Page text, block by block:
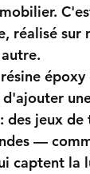
réalisé sur
résine époxy
des jeux
—
captent la